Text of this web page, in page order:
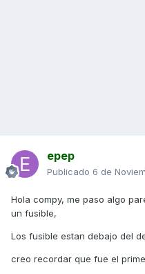
epep
Publicado 6 de
Hola compy, me paso algo
un fusible,
Los fusible estan debajo del
creo recordar que fue el